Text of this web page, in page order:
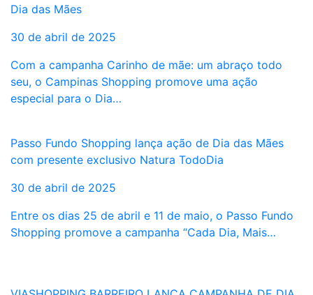
Dia das Mães
30 de abril de 2025
Com a campanha Carinho de mãe: um abraço todo
seu, o Campinas Shopping promove uma ação
especial para o Dia…
Passo Fundo Shopping lança ação de Dia das Mães
com presente exclusivo Natura TodoDia
30 de abril de 2025
Entre os dias 25 de abril e 11 de maio, o Passo Fundo
Shopping promove a campanha “Cada Dia, Mais…